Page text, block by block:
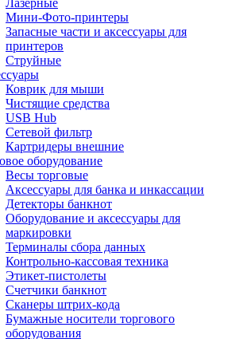
Лазерные
Мини-Фото-принтеры
Запасные части и аксессуары для
принтеров
Струйные
Коврик для мыши
Чистящие средства
USB Hub
Сетевой фильтр
Картридеры внешние
оборудование
Весы торговые
Аксессуары для банка и инкассации
Детекторы банкнот
Оборудование и аксессуары для
маркировки
Терминалы сбора данных
Контрольно-кассовая техника
Этикет-пистолеты
Счетчики банкнот
Сканеры штрих-кода
Бумажные носители торгового
оборудования